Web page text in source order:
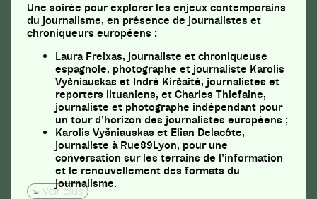
Une soirée pour explorer les enjeux contemporains
du journalisme, en présence de journalistes et
chroniqueurs européens :
Laura Freixas, journaliste et chroniqueuse
espagnole, photographe et journaliste Karolis
Vyšniauskas et Indrė Kiršaitė, journalistes et
reporters lituaniens, et Charles Thiefaine,
journaliste et photographe indépendant pour
un tour d’horizon des journalistes européens ;
Karolis Vyšniauskas et Elian Delacôte,
journaliste à Rue89Lyon, pour une
conversation sur les terrains de l’information
et le renouvellement des formats du
journalisme.
Voir plus